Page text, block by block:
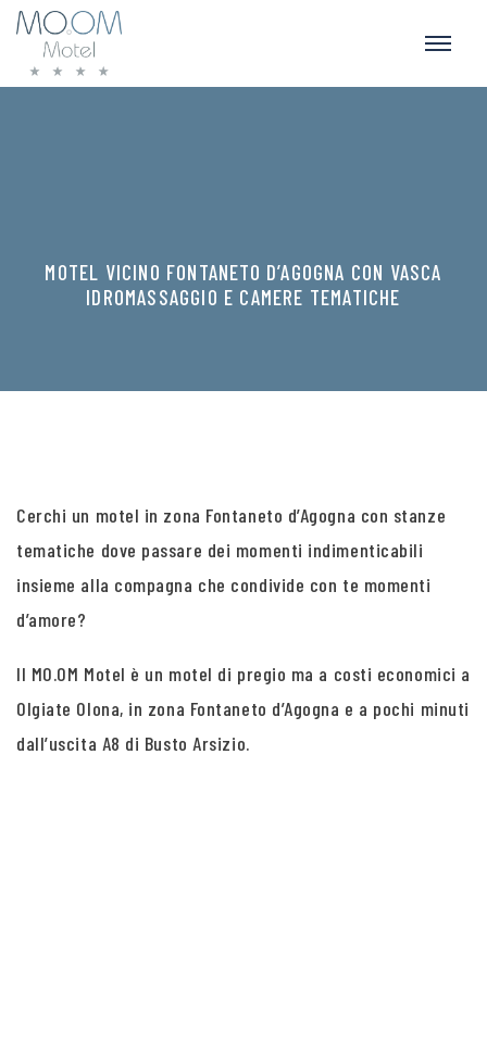
MOTEL VICINO FONTANETO D’AGOGNA CON VASCA
IDROMASSAGGIO E CAMERE TEMATICHE
Cerchi un motel in zona Fontaneto d’Agogna con stanze
tematiche dove passare dei momenti indimenticabili
insieme alla compagna che condivide con te momenti
d’amore?
Il MO.OM Motel è un motel di pregio ma a costi economici a
Olgiate Olona, in zona Fontaneto d’Agogna e a pochi minuti
dall’uscita A8 di Busto Arsizio.